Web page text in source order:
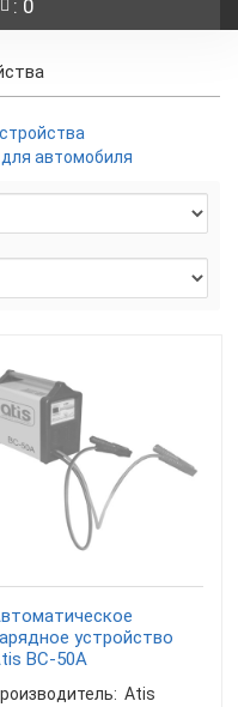
: 0
автомобиля
устройство
BC-50A
Atis